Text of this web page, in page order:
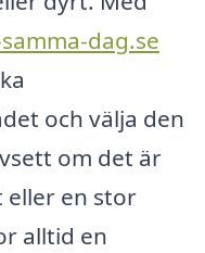
dag.se
och välja den
om det är
eller en stor
alltid en